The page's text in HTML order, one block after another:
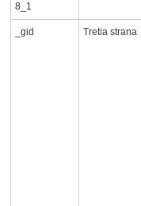
8_1
_gid Tretia strana